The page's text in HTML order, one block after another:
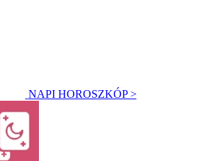
NAPI HOROSZKÓP >